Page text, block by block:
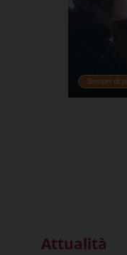
Attualità